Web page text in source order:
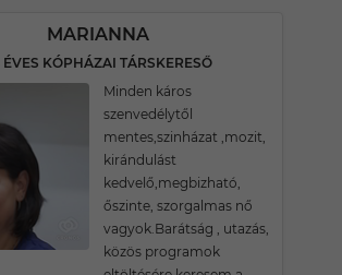
MARIANNA
ÉVES KÓPHÁZAI TÁRSKERESŐ
Minden káros
szenvedélytől
mentes,szinházat ,mozit,
kirándulást
kedvelő,megbizható,
őszinte, szorgalmas nő
vagyok.Barátság , utazás,
közös programok